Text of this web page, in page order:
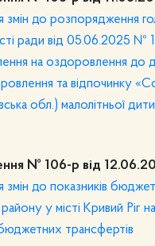
змін до розпорядження
ради від 05.06.2025 №
на оздоровлення до
та відпочинку
обл.) малолітньої
№ 106-р від
змін до показників
у місті Кривий Ріг
трансфертів